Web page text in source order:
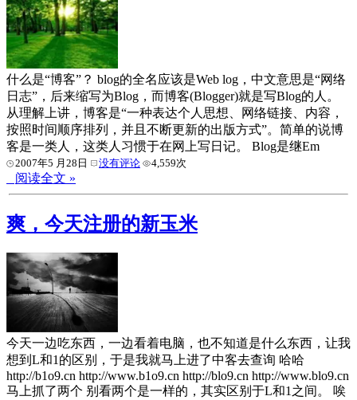
什么是“博客”？ blog的全名应该是Web log，中文意思是“网络
日志”，后来缩写为Blog，而博客(Blogger)就是写Blog的人。
从理解上讲，博客是“一种表达个人思想、网络链接、内容，
按照时间顺序排列，并且不断更新的出版方式”。简单的说博
客是一类人，这类人习惯于在网上写日记。 Blog是继Em
2007年5 月28日 没有评论 4,559次
阅读全文 »
爽，今天注册的新玉米
今天一边吃东西，一边看着电脑，也不知道是什么东西，让我
想到L和1的区别，于是我就马上进了中客去查询 哈哈
http://b1o9.cn http://www.b1o9.cn http://blo9.cn http://www.blo9.cn
马上抓了两个 别看两个是一样的，其实区别于L和1之间。 唉